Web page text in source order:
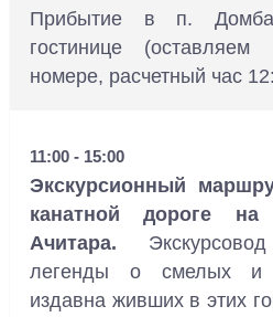
Прибытие в п.
гостинице
номере, расчетный час
11:00 - 15:00
Экскурсионный
канатной дороге
Ачитара.
легенды о смелых и
издавна живших в этих